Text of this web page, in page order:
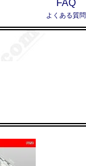
FAQ
よくある質問